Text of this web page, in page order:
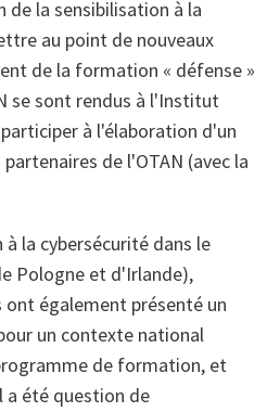
de la sensibilisation à la
au point de nouveaux
de la formation « défense »
se sont rendus à l'Institut
à l'élaboration d'un
de l'OTAN (avec la
la cybersécurité dans le
Pologne et d'Irlande),
ont également présenté un
un contexte national
de formation, et
a été question de